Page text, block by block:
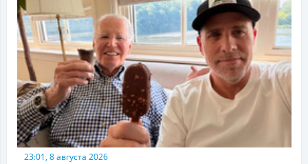
23:01, 8 августа 2026